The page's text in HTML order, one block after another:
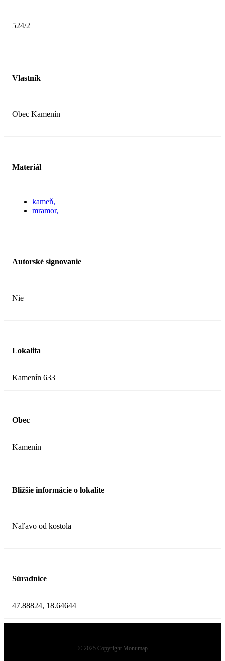
524/2
Vlastník
Obec Kamenín
Materiál
kameň
mramor
Autorské signovanie
Nie
Lokalita
Kamenín 633
Obec
Kamenín
Bližšie informácie o lokalite
Naľavo od kostola
Súradnice
47.88824, 18.64644
© 2025 Copyright Monumap